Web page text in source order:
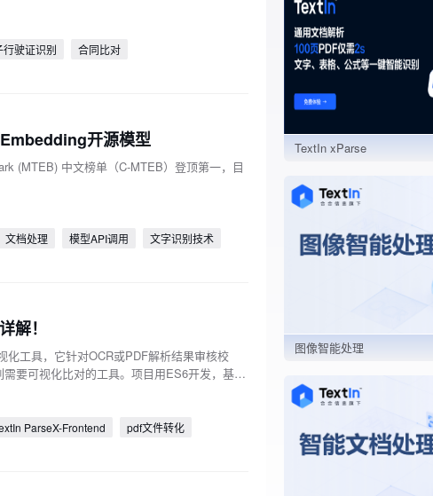
行驶证识别 合同比对
开源模型
(MTEB) 中文榜单（C-MTEB）登顶第一，目
文档处理 模型API调用 文字识别技术
解！
化工具，它针对OCR或PDF解析结果审核校
要可视化比对的工具。项目用ES6开发，基于
丰富的可视化和交互功能。
ParseX-Frontend pdf文件转化
TextIn xParse
图像智能处理